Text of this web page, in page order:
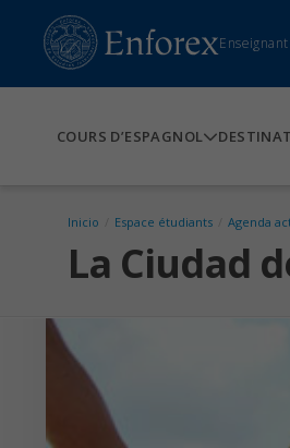
COURS D’ESPAGNOL
Inicio Espace étudiants Agenda
La Ciudad